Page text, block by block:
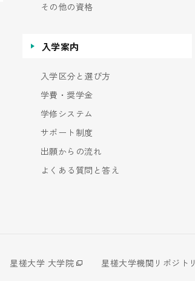
その他の資格
入学案内
入学区分と選び方
学費・奨学金
学修システム
サポート制度
出願からの流れ
よくある質問と答え
星槎大学 大学院
星槎大学機関リポジトリ